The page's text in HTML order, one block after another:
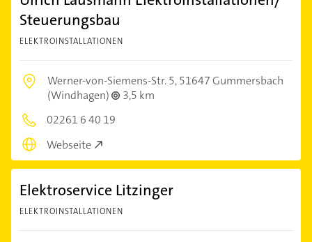
Steuerungsbau
ELEKTROINSTALLATIONEN
Werner-von-Siemens-Str. 5,51647 Gummersbach
(Windhagen)
3,5 km
02261 6 40 19
Webseite
Elektroservice Litzinger
ELEKTROINSTALLATIONEN